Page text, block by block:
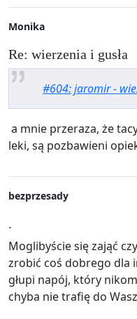
Monika
Re: wierzenia i gusła
#604: jaromir -
a mnie przeraza, że
leki, są pozbawieni
bezprzesady
.
Moglibyście się zająć
zrobić coś dobrego dla
głupi napój, który
chyba nie trafię do